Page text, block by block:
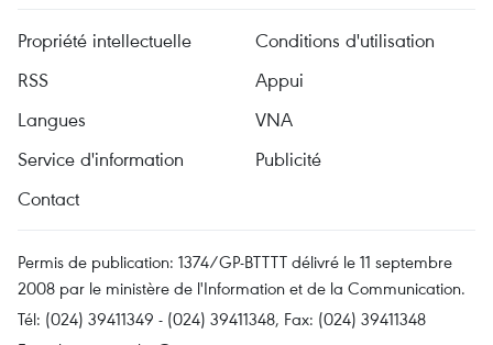
Propriété intellectuelle
Conditions d'utilisation
RSS
Appui
Langues
VNA
Service d'information
Publicité
Contact
Permis de publication: 1374/GP-BTTTT délivré le 11 septembre
2008 par le ministère de l'Information et de la Communication.
Tél: (024) 39411349 - (024) 39411348, Fax: (024) 39411348